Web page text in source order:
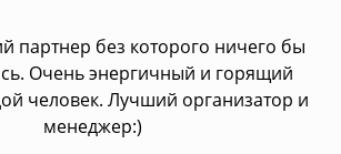
партнер без которого ничего бы
Очень энергичный и горящий
человек. Лучший организатор и
менеджер:)